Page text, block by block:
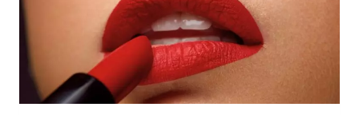
FUNDADOR
DA
COMPANHIA
DE
JESUS